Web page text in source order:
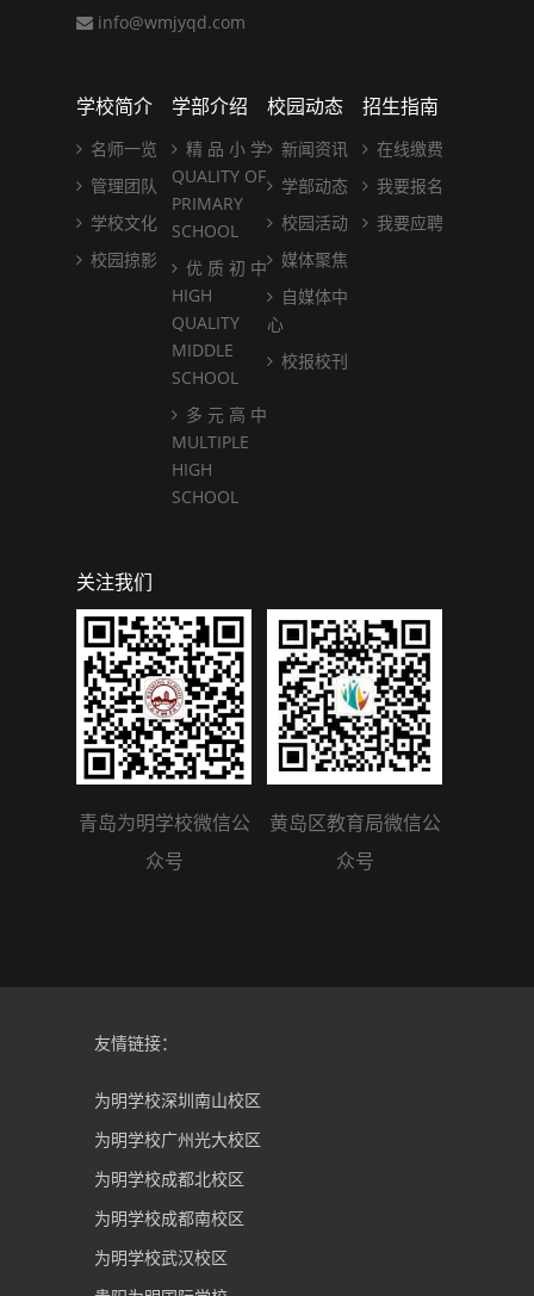
info@wmjyqd.com
学校简介
名师一览
管理团队
学校文化
校园掠影
学部介绍
精 品 小 学
QUALITY OF
PRIMARY
SCHOOL
优 质 初 中
HIGH
QUALITY
MIDDLE
SCHOOL
多 元 高 中
MULTIPLE
HIGH
SCHOOL
校园动态
新闻资讯
学部动态
校园活动
媒体聚焦
自媒体中
心
校报校刊
招生指南
在线缴费
我要报名
我要应聘
关注我们
青岛为明学校微信公
众号
黄岛区教育局微信公
众号
友情链接：
为明学校深圳南山校区
为明学校广州光大校区
为明学校成都北校区
为明学校成都南校区
为明学校武汉校区